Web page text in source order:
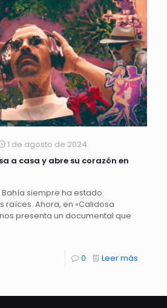
1 de agosto de 2024
a casa y abre su corazón en
Bahía siempre ha estado
raíces. Ahora, en «Calidosa
presenta un documental que
0 Leer más